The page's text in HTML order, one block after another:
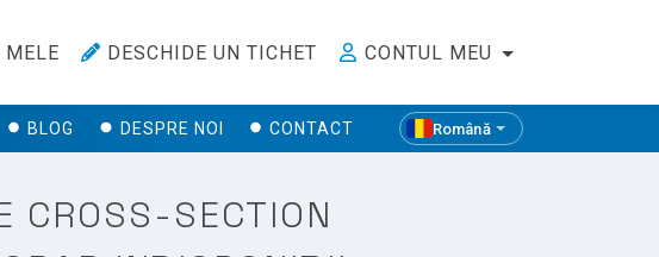
MELE DESCHIDE UN TICHET CONTUL MEU
BLOG DESPRE NOI CONTACT Română
CROSS-SECTION